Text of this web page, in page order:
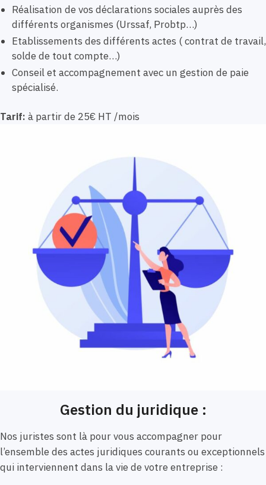
Réalisation de vos déclarations sociales auprès des
différents organismes (Urssaf, Probtp…)
Etablissements des différents actes ( contrat de travail,
solde de tout compte…)
Conseil et accompagnement avec un gestion de paie
spécialisé.
Tarif: à partir de 25€ HT /mois
Gestion du juridique :
Nos juristes sont là pour vous accompagner pour
l’ensemble des actes juridiques courants ou exceptionnels
qui interviennent dans la vie de votre entreprise :